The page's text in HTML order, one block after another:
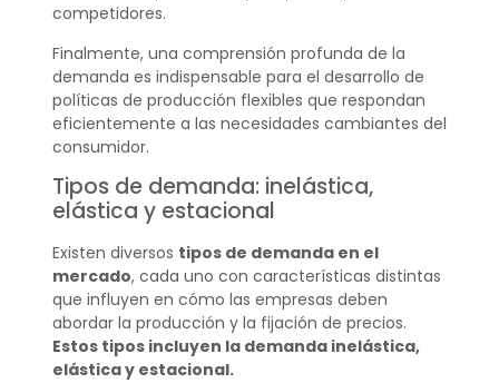
competidores.
Finalmente, una comprensión profunda de la
demanda es indispensable para el desarrollo de
políticas de producción flexibles que respondan
eficientemente a las necesidades cambiantes del
consumidor.
Tipos de demanda: inelástica,
elástica y estacional
Existen diversos tipos de demanda en el
mercado, cada uno con características distintas
que influyen en cómo las empresas deben
abordar la producción y la fijación de precios.
Estos tipos incluyen la demanda inelástica,
elástica y estacional.